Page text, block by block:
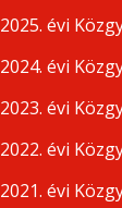
2025. évi
2024. évi
2023. évi
2022. évi
2021. évi